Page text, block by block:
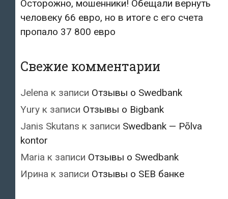
Осторожно, мошенники! Обещали вернуть
человеку 66 евро, но в итоге с его счета
пропало 37 800 евро
Свежие комментарии
Jelena к записи Отзывы о Swedbank
Yury к записи Отзывы о Bigbank
Janis Skutans к записи Swedbank — Põlva
kontor
Maria к записи Отзывы о Swedbank
Ирина к записи Отзывы о SEB банке